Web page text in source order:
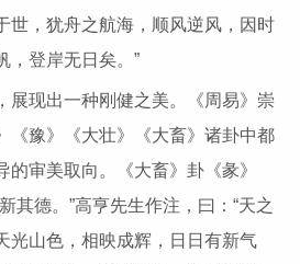
世，犹舟之航海，顺风逆风，因时
，登岸无日矣。”
展现出一种刚健之美。《周易》崇
《豫》《大壮》《大畜》诸卦中都
审美取向。《大畜》卦《彖》
其德。”高亨先生作注，曰：“天之
光山色，相映成辉，日日有新气